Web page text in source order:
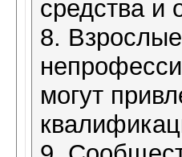
средства и
8.
могут